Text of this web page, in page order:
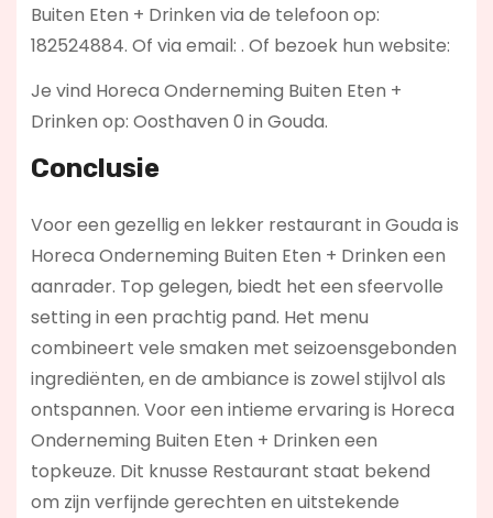
Buiten Eten + Drinken via de telefoon op:
182524884. Of via email: . Of bezoek hun website:
Je vind Horeca Onderneming Buiten Eten +
Drinken op: Oosthaven 0 in Gouda.
Conclusie
Voor een gezellig en lekker restaurant in Gouda is
Horeca Onderneming Buiten Eten + Drinken een
aanrader. Top gelegen, biedt het een sfeervolle
setting in een prachtig pand. Het menu
combineert vele smaken met seizoensgebonden
ingrediënten, en de ambiance is zowel stijlvol als
ontspannen. Voor een intieme ervaring is Horeca
Onderneming Buiten Eten + Drinken een
topkeuze. Dit knusse Restaurant staat bekend
om zijn verfijnde gerechten en uitstekende